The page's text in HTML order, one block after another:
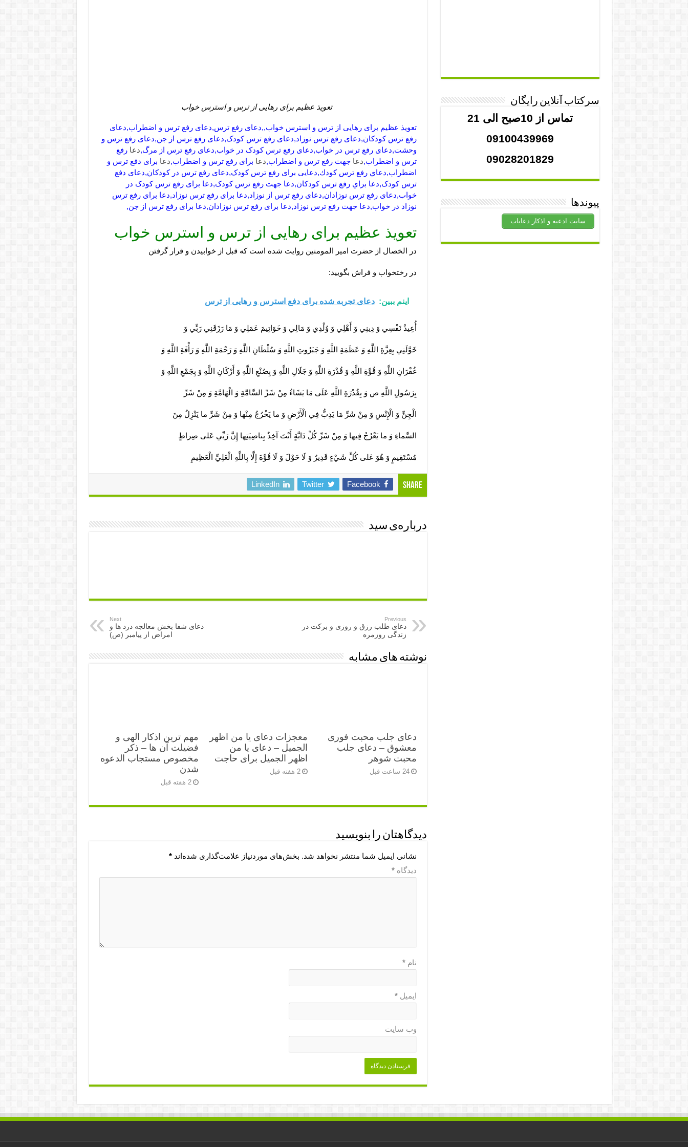
تعویذ عظیم برای رهایی از ترس و استرس خواب
تعویذ عظیم برای رهایی از ترس و استرس خواب,,دعای رفع ترس,دعای رفع ترس و اضطراب,دعای
رفع ترس کودکان,دعای رفع ترس نوزاد,دعای رفع ترس کودک,دعای رفع ترس از جن,دعای رفع ترس و
وحشت,دعای رفع ترس در خواب,دعای رفع ترس کودک در خواب,دعای رفع ترس از مرگ,دعا رفع
ترس و اضطراب,دعا جهت رفع ترس و اضطراب,دعا برای رفع ترس و اضطراب,دعا برای دفع ترس و
اضطراب,دعاي رفع ترس كودك,دعایی برای رفع ترس کودک,دعای رفع ترس در کودکان,دعای دفع
ترس کودک,دعا براي رفع ترس كودكان,دعا جهت رفع ترس کودک,دعا برای رفع ترس کودک در
خواب,دعای رفع ترس نوزادان,دعای رفع ترس از نوزاد,دعا برای رفع ترس نوزاد,دعا برای رفع ترس
نوزاد در خواب,دعا جهت رفع ترس نوزاد,دعا برای رفع ترس نوزادان,دعا برای رفع ترس از جن,
تعویذ عظیم برای رهایی از ترس و استرس خواب
در الخصال از حضرت امیر المومنین روایت شده است که قبل از خوابیدن و قرار گرفتن
در رختخواب و فراش بگویید:
اینم ببین: دعای تجربه شده برای دفع استرس و رهایی از ترس
أُعِيذُ نَفْسِي وَ دِينِي وَ أَهْلِي وَ وُلْدِي وَ مَالِي وَ خَوَاتِيمَ عَمَلِي وَ مَا رَزَقَنِي رَبِّي وَ
خَوَّلَنِي بِعِزَّةِ اللَّهِ وَ عَظَمَةِ اللَّهِ وَ جَبَرُوتِ اللَّهِ وَ سُلْطَانِ اللَّهِ وَ رَحْمَةِ اللَّهِ وَ رَأْفَةِ اللَّهِ وَ
غُفْرَانِ اللَّهِ وَ قُوَّةِ اللَّهِ وَ قُدْرَةِ اللَّهِ وَ جَلَالِ اللَّهِ وَ بِصُنْعِ اللَّهِ وَ أَرْكَانِ اللَّهِ وَ بِجَمْعِ اللَّهِ وَ
بِرَسُولِ اللَّهِ ص وَ بِقُدْرَةِ اللَّهِ عَلَى مَا يَشَاءُ مِنْ شَرِّ السَّامَّةِ وَ الْهَامَّةِ وَ مِنْ شَرِّ
الْجِنِّ وَ الْإِنْسِ وَ مِنْ شَرِّ مَا يَدِبُّ فِي الْأَرْضِ وَ ما يَخْرُجُ مِنْها وَ مِنْ شَرِّ ما يَنْزِلُ مِنَ
السَّماءِ وَ ما يَعْرُجُ فِيها وَ مِنْ شَرِّ كُلِّ دَابَّةٍ أَنْتَ آخِذٌ بِناصِيَتِها إِنَّ رَبِّي عَلى‏ صِراطٍ
مُسْتَقِيمٍ وَ هُوَ عَلى‏ كُلِّ شَيْ‏ءٍ قَدِيرٌ وَ لَا حَوْلَ وَ لَا قُوَّةَ إِلَّا بِاللَّهِ الْعَلِيِّ الْعَظِيمِ
Share
Facebook
Twitter
LinkedIn
درباره‌ی سید
Previous
دعای طلب رزق و روزی و برکت در
زندگی روزمره
Next
دعای شفا بخش معالجه درد ها و
امراض از پیامبر (ص)
نوشته های مشابه
دعای جلب محبت فوری
معشوق – دعای جلب
محبت شوهر
24 ساعت قبل
معجزات دعای یا من اظهر
الجمیل – دعای یا من
اظهر الجمیل برای حاجت
2 هفته قبل
مهم ترین اذکار الهی و
فضیلت آن ها – ذکر
مخصوص مستجاب الدعوه
شدن
2 هفته قبل
دیدگاهتان را بنویسید
نشانی ایمیل شما منتشر نخواهد شد. بخش‌های موردنیاز علامت‌گذاری شده‌اند*
دیدگاه*
نام*
ایمیل*
وب‌ سایت
سرکتاب آنلاین رایگان
تماس از 10صبح الی 21
09100439969
09028201829
پیوندها
سایت ادعیه و اذکار دعایاب